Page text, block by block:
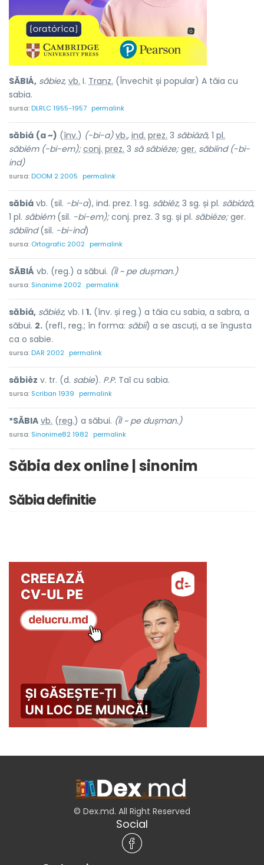
SĂBIÁ, săbiez, vb. I. Tranz. (Învechit și popular) A tăia cu
sabia.
sursa:DLRLC 1955-1957 permalink
săbiá (a ~) (înv.) (-bi-a) vb., ind. prez. 3 săbiáză, 1 pl.
săbiém (-bi-em); conj. prez. 3 să săbiéze; ger. săbiínd (-bi-
ind)
sursa:DOOM 2 2005 permalink
săbiá vb. (sil. -bi-a), ind. prez. 1 sg. săbiéz, 3 sg. și pl. săbiáză,
1 pl. săbiém(sil. -bi-em);conj. prez. 3 sg. și pl. săbiéze;ger.
săbiínd(sil. -bi-ind)
sursa: Ortografic 2002 permalink
SĂBIÁ vb. (reg.) a săbui. (Îl ~ pe dușman.)
sursa: Sinonime 2002 permalink
săbiá, săbiéz, vb. I 1. (înv. și reg.) a tăia cu sabia, a sabra, a
săbui. 2. (refl., reg.; în forma: săbii) a se ascuți, a se îngusta
ca o sabie.
sursa:DAR 2002 permalink
săbiéz v. tr. (d. sabie). P.P. Taĭ cu sabia.
sursa: Scriban 1939 permalink
*SĂBIA vb. (reg.) a săbui. (Îl ~ pe dușman.)
sursa: Sinonime82 1982 permalink
Săbia dex online | sinonim
Săbia definitie
© Dex.md. All Right Reserved
Social